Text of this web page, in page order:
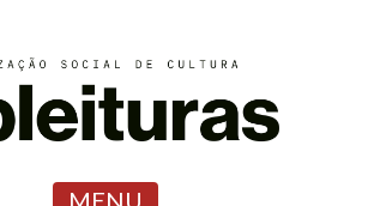
MENU